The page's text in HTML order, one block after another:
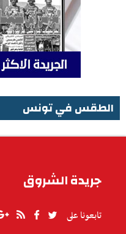
الطقس في تونس
جريدة الشروق
تابعونا على